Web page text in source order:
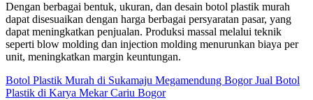
Dengan berbagai bentuk, ukuran, dan desain botol plastik murah
dapat disesuaikan dengan harga berbagai persyaratan pasar, yang
dapat meningkatkan penjualan. Produksi massal melalui teknik
seperti blow molding dan injection molding menurunkan biaya per
unit, meningkatkan margin keuntungan.
Botol Plastik Murah di Sukamaju Megamendung BogorJual Botol
Plastik di Karya Mekar Cariu Bogor